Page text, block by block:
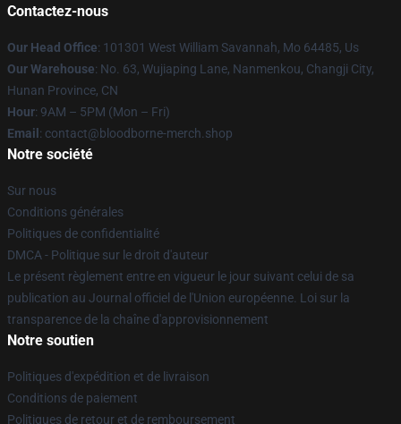
Contactez-nous
Our Head Office: 101301 West William Savannah, Mo 64485, Us
Our Warehouse: No. 63, Wujiaping Lane, Nanmenkou, Changji City,
Hunan Province, CN
Hour: 9AM – 5PM (Mon – Fri)
Email : contact@bloodborne-merch.shop
Notre société
Sur nous
Conditions générales
Politiques de confidentialité
DMCA - Politique sur le droit d'auteur
Le présent règlement entre en vigueur le jour suivant celui de sa
publication au Journal officiel de l'Union européenne. Loi sur la
transparence de la chaîne d'approvisionnement
Notre soutien
Politiques d'expédition et de livraison
Conditions de paiement
Politiques de retour et de remboursement